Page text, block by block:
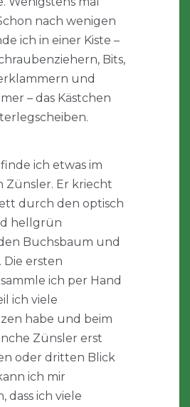
nach wenigen
ich in einer Kiste –
Bits,
und
– das Kästchen
ich etwas im
Zünsler. Er kriecht
durch den optisch
hellgrün
Buchsbaum und
Die ersten
ich per Hand
ich viele
habe und beim
Zünsler erst
oder dritten Blick
ich mir
dass ich viele